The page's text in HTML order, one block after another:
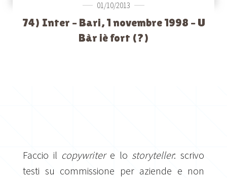
01/10/2013
74) Inter – Bari, 1 novembre 1998 – U
Bàr iè fort (?)
Faccio il copywritere lo storyteller: scrivo
testi su commissione per aziende e non